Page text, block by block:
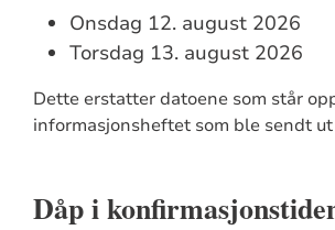
Onsdag 12. august 2026
Torsdag 13. august 2026
Dette erstatter datoene som står
informasjonsheftet som ble sendt
Dåp i